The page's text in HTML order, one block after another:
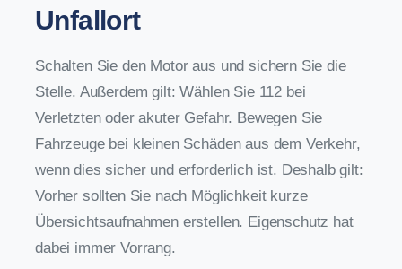
Unfallort
Schalten Sie den Motor aus und sichern Sie die
Stelle. Außerdem gilt: Wählen Sie 112 bei
Verletzten oder akuter Gefahr. Bewegen Sie
Fahrzeuge bei kleinen Schäden aus dem Verkehr,
wenn dies sicher und erforderlich ist. Deshalb gilt:
Vorher sollten Sie nach Möglichkeit kurze
Übersichtsaufnahmen erstellen. Eigenschutz hat
dabei immer Vorrang.